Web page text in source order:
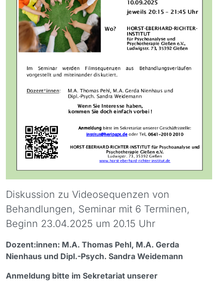
Diskussion zu Videosequenzen von
Behandlungen, Seminar mit 6 Terminen,
Beginn 23.04.2025 um 20.15 Uhr
Dozent:innen: M.A. Thomas Pehl, M.A. Gerda
Nienhaus und Dipl.-Psych. Sandra Weidemann
Anmeldung bitte im Sekretariat unserer